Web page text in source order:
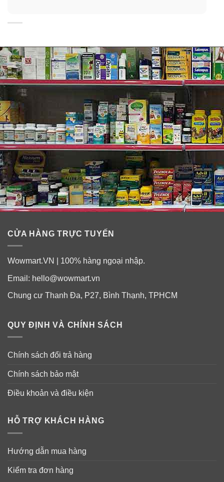
CỬA HÀNG TRỰC TUYẾN
Wowmart.VN | 100% hàng ngoại nhập.
Email: hello@wowmart.vn
Chung cư Thanh Đa, P27, Bình Thạnh, TPHCM
QUY ĐỊNH VÀ CHÍNH SÁCH
Chính sách đổi trả hàng
Chính sách bảo mật
Điều khoản và điều kiện
HỖ TRỢ KHÁCH HÀNG
Hướng dẫn mua hàng
Kiểm tra đơn hàng